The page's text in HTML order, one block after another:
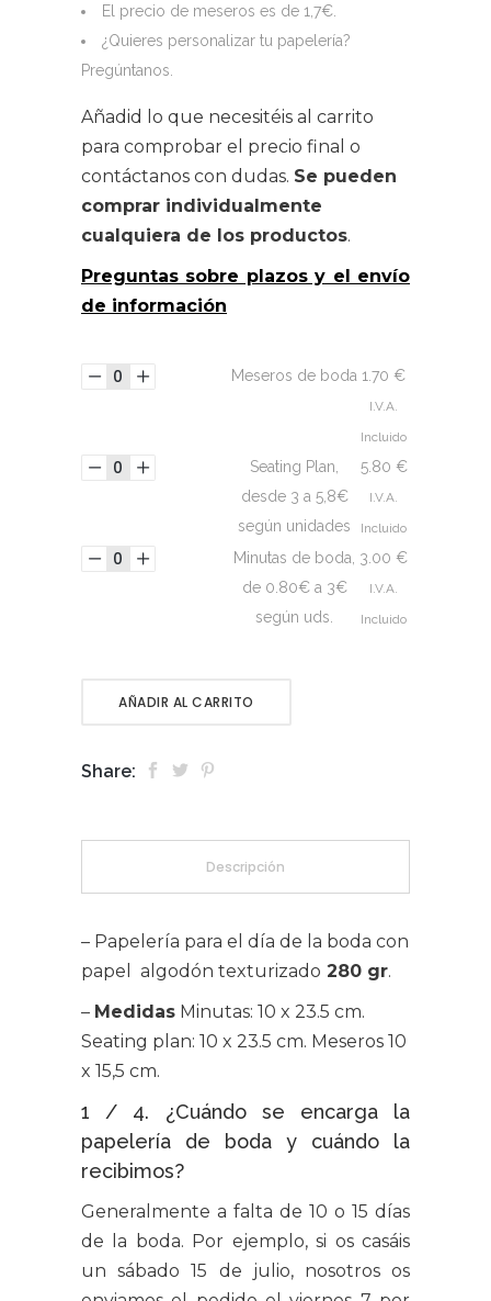
El precio de meseros es de 1,7€.
¿Quieres personalizar tu papelería?
Pregúntanos.
Añadid lo que necesitéis al carrito
para comprobar el precio final o
contáctanos con dudas. Se pueden
comprar individualmente
cualquiera de los productos.
Preguntas sobre plazos y el envío
de información
Meseros de boda 1.70 €
I.V.A.
Incluido
Seating Plan,
desde 3 a 5,8€
según unidades
5.80 €
I.V.A.
Incluido
Minutas de boda,
de 0.80€ a 3€
según uds.
3.00 €
I.V.A.
Incluido
AÑADIR AL CARRITO
Share:
Descripción
– Papelería para el día de la boda con
papel algodón texturizado 280 gr.
– Medidas Minutas: 10 x 23.5 cm.
Seating plan: 10 x 23.5 cm. Meseros 10
x 15,5 cm.
1 / 4. ¿Cuándo se encarga la
papelería de boda y cuándo la
recibimos?
Generalmente a falta de 10 o 15 días
de la boda. Por ejemplo, si os casáis
un sábado 15 de julio, nosotros os